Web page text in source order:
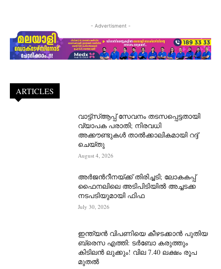
- Advertisment -
ARTICLES
വാട്ട്‌സ്ആപ്പ് സേവനം തടസപ്പെട്ടതായി
വ്യാപക പരാതി; നിരവധി
അക്കൗണ്ടുകൾ താൽക്കാലികമായി റദ്ദ്
ചെയ്തു
August 4, 2026
അർജന്‍റീനയ്ക്ക് തിരിച്ചടി; ലോകകപ്പ്
ഫൈനലിലെ അടിപിടിയിൽ അച്ചടക്ക
നടപടിയുമായി ഫിഫ
July 30, 2026
ഇന്ത്യൻ വിപണിയെ കീഴടക്കാന്‍ പുതിയ
ബ്രെസ എത്തി: ടർബോ കരുത്തും
കിടിലൻ ലുക്കും! വില 7.40 ലക്ഷം രൂപ
മുതൽ